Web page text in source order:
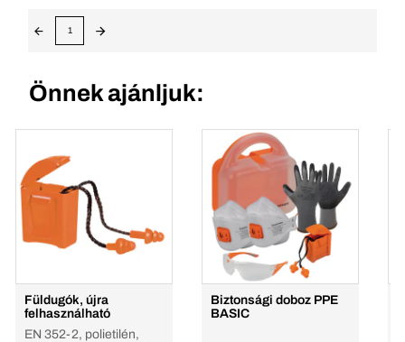
1
Önnek ajánljuk:
Füldugók, újra
felhasználható
EN 352-2, polietilén,
Biztonsági doboz PPE
BASIC